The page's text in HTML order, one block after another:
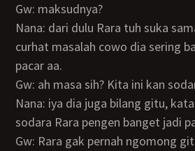
Gw: maksudnya?
Nana: dari dulu Rara tuh suka sama aa. Kalo kita lagi
curhat masalah cowo dia sering
pacar aa.
Gw: ah masa sih? Kita ini kan
Nana: iya dia juga bilang gitu, katanya andai aja bukan
sodara Rara pengen banget jadi
Gw: Rara gak pernah ngomong